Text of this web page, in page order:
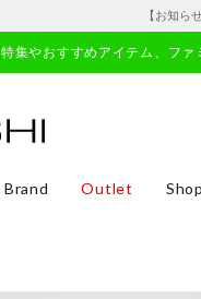
【お知ら
特集やおすすめアイテム、フ
Brand Outlet